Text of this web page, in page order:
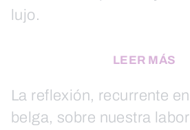
lujo.
LEER MÁS
La reflexión, recurrente
belga, sobre nuestra